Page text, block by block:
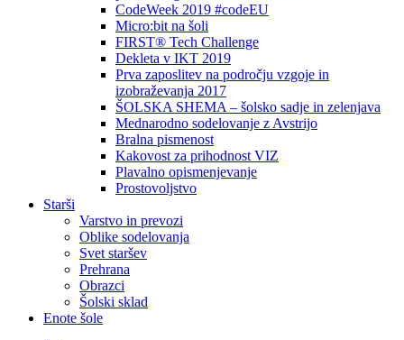
CodeWeek 2019 #codeEU
Micro:bit na šoli
FIRST® Tech Challenge
Dekleta v IKT 2019
Prva zaposlitev na področju vzgoje in
izobraževanja 2017
ŠOLSKA SHEMA – šolsko sadje in zelenjava
Mednarodno sodelovanje z Avstrijo
Bralna pismenost
Kakovost za prihodnost VIZ
Plavalno opismenjevanje
Prostovoljstvo
Starši
Varstvo in prevozi
Oblike sodelovanja
Svet staršev
Prehrana
Obrazci
Šolski sklad
Enote šole